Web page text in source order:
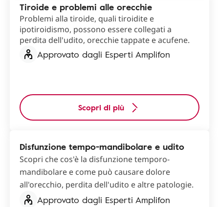
Tiroide e problemi alle orecchie
Problemi alla tiroide, quali tiroidite e
ipotiroidismo, possono essere collegati a
perdita dell'udito, orecchie tappate e acufene.
Approvato dagli Esperti Amplifon
Scopri di più
Disfunzione tempo-mandibolare e udito
Scopri che cos'è la disfunzione temporo-
mandibolare e come può causare dolore
all'orecchio, perdita dell'udito e altre patologie.
Approvato dagli Esperti Amplifon